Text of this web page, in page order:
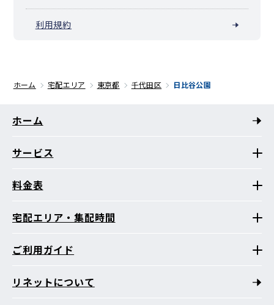
利用規約
ホーム 宅配エリア 東京都 千代田区 日比谷公園
ホーム
サービス
料金表
宅配エリア・集配時間
ご利用ガイド
リネットについて